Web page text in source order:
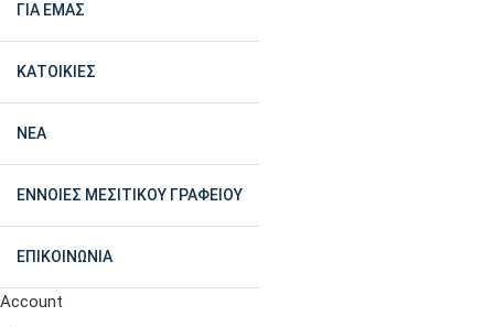
ΓΙΑ ΕΜΆΣ
ΚΑΤΟΙΚΊΕΣ
ΝΈΑ
ΈΝΝΟΙΕΣ ΜΕΣΙΤΙΚΟΎ ΓΡΑΦΕΊΟΥ
ΕΠΙΚΟΙΝΩΝΊΑ
Account